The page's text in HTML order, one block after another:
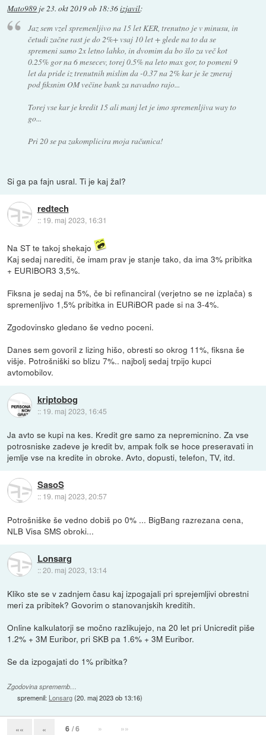
Mato989 je23. okt 2019 ob 18:36izjavil:
Jaz sem vzel spremenljivo na 15 let KER, trenutno je v minusu, in
četudi začne rast je do 2%+ vsaj 10 let + glede na to da se
spremeni samo 2x letno lahko, in dvomim da bo šlo za več kot
0.25% gor na 6 mesecev, torej 0.5% na leto max gor, to pomeni 9
let da pride iz trenutnih mislim da -0.37 na 2% kar je še zmeraj
pod fiksnim OM večine bank za navadno rajo...
Torej vse kar je kredit 15 ali manj let je imo spremenljiva way to
go...
Pri 20 se pa zakomplicira moja računica!
Si ga pa fajn usral. Ti je kaj žal?
redtech
:: 19. maj 2023, 16:31
Na ST te takoj shekajo
Kaj sedaj narediti, če imam prav je stanje tako, da ima 3% pribitka
+ EURIBOR3 3,5%.
Fiksna je sedaj na 5%, če bi refinanciral (verjetno se ne izplača) s
spremenljivo 1,5% pribitka in EURiBOR pade si na 3-4%.
Zgodovinsko gledano še vedno poceni.
Danes sem govoril z lizing hišo, obresti so okrog 11%, fiksna še
višje. Potrošniški so blizu 7%.. najbolj sedaj trpijo kupci
avtomobilov.
kriptobog
:: 19. maj 2023, 16:45
Ja avto se kupi na kes. Kredit gre samo za nepremicnino. Za vse
potrosniske zadeve je kredit bv, ampak folk se hoce preseravati in
jemlje vse na kredite in obroke. Avto, dopusti, telefon, TV, itd.
SasoS
:: 19. maj 2023, 20:57
Potrošniške še vedno dobiš po 0% ... BigBang razrezana cena,
NLB Visa SMS obroki...
Lonsarg
::20. maj 2023, 13:14
Kliko ste se v zadnjem času kaj izpogajali pri sprejemljivi obrestni
meri za pribitek? Govorim o stanovanjskih kreditih.
Online kalkulatorji se močno razlikujejo, na 20 let pri Unicredit piše
1.2% + 3M Euribor, pri SKB pa 1.6% + 3M Euribor.
Se da izpogajati do 1% pribitka?
Zgodovina sprememb…
spremenil: Lonsarg(20. maj 2023 ob 13:16)
«« « 6 / 6 » »»